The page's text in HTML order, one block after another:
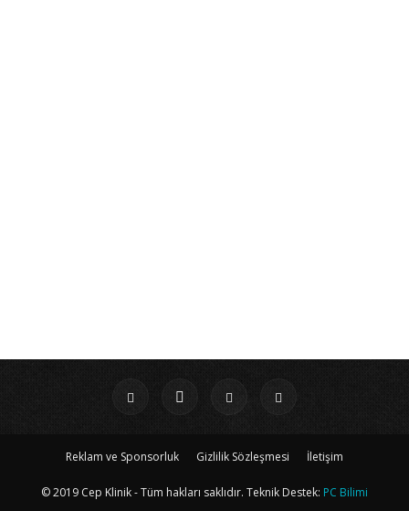
Reklam ve Sponsorluk Gizlilik Sözleşmesi İletişim
© 2019 Cep Klinik - Tüm hakları saklıdır. Teknik Destek: PC Bilimi